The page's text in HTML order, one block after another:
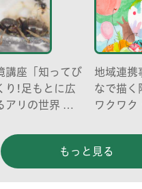
講座「知ってび
り!足もとに広
アリの世界 ア
立ち、生態系に
る役割」
地域連携
なで描く
ワクワク
もっと見る